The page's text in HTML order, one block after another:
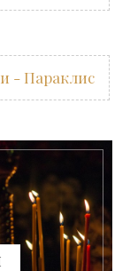
- Параклис